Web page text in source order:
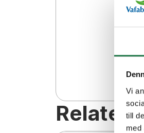
Vi
till
med